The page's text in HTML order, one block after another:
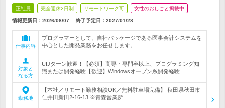
正社員 完全週休2日制 リモートワーク可 女性のおしごと掲載中
情報更新日：2026/08/07 終了予定日： 2027/01/28
仕事内容
プログラマーとして、自社パッケージである医事会計システムを
中心とした開発業務をお任せします。
対象と
なる方
UIJターン歓迎！【必須】高専・専門卒以上、プログラミング知
識または開発経験【歓迎】Windowsオープン系開発経験
勤務地
【本社／リモート勤務相談OK／無料駐車場完備】 秋田県秋田市
仁井田新田2-16-13 ※青森営業所…